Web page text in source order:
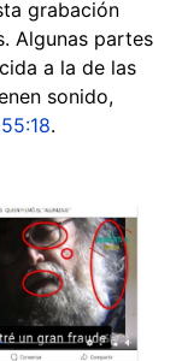
grabación
Algunas partes
a la de las
sonido,
55:18.